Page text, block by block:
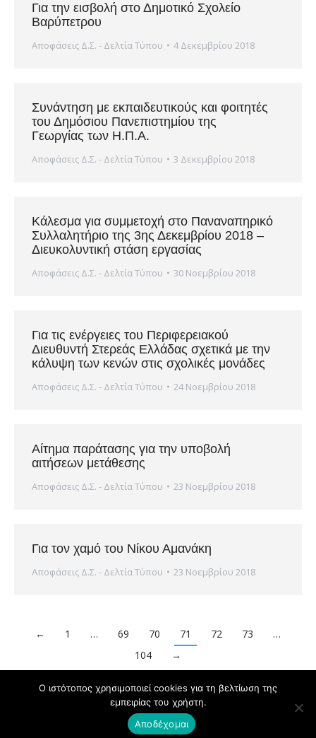
Για την εισβολή στο Δημοτικό Σχολείο
Βαρύπετρου
Αποφάσεις Δ.Σ. - Δελτία Τύπου 4 Δεκεμβρίου 2018
Συνάντηση με εκπαιδευτικούς και φοιτητές
του Δημόσιου Πανεπιστημίου της
Γεωργίας των Η.Π.Α.
Αποφάσεις Δ.Σ. - Δελτία Τύπου 3 Δεκεμβρίου 2018
Κάλεσμα για συμμετοχή στο Παναναπηρικό
Συλλαλητήριο της 3ης Δεκεμβρίου 2018 –
Διευκολυντική στάση εργασίας
Αποφάσεις Δ.Σ. - Δελτία Τύπου 30 Νοεμβρίου 2018
Για τις ενέργειες του Περιφερειακού
Διευθυντή Στερεάς Ελλάδας σχετικά με την
κάλυψη των κενών στις σχολικές μονάδες
Αποφάσεις Δ.Σ. - Δελτία Τύπου 24 Νοεμβρίου 2018
Αίτημα παράτασης για την υποβολή
αιτήσεων μετάθεσης
Αποφάσεις Δ.Σ. - Δελτία Τύπου 23 Νοεμβρίου 2018
Για τον χαμό του Νίκου Αμανάκη
Αποφάσεις Δ.Σ. - Δελτία Τύπου 23 Νοεμβρίου 2018
← 1 … 69 70 71 72 73
…
104
→
Copyright © ΔΟΕ 2020
Powered by
Ο ιστότοπος χρησιμοποιεί cookies για τη βελτίωση της
εμπειρίας του χρήστη.
Αποδέχομαι